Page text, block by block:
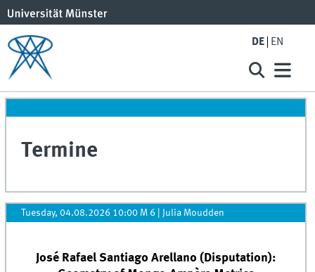
DE EN
Termine
Tuesday, 04.08.2026 10:00 M 6 Julia Moudden
José Rafael Santiago Arellano (Disputation):